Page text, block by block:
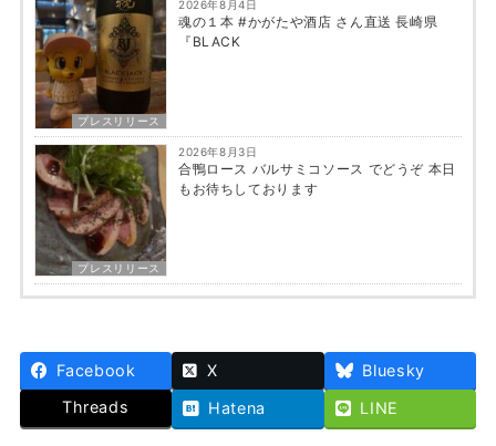
プレスリリース
2026年8月4日
魂の１本 #かがたや酒店 さん直送 長崎県
『BLACK
プレスリリース
2026年8月3日
合鴨ロース バルサミコソース でどうぞ 本日
もお待ちしております
Facebook X
Bluesky
Threads
Hatena LINE